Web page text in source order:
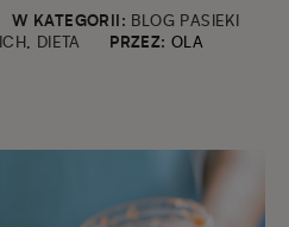
W KATEGORII: BLOG PASIEKI
, DIETA PRZEZ: OLA